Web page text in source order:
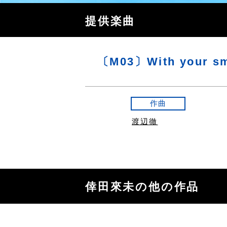
提供楽曲
〔M03〕With your
作曲
渡辺徹
倖田來未の他の作品